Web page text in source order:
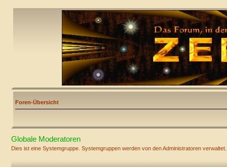
Foren-Übersicht
Globale Moderatoren
Dies ist eine Systemgruppe. Systemgruppen werden von den Administratoren verwaltet.